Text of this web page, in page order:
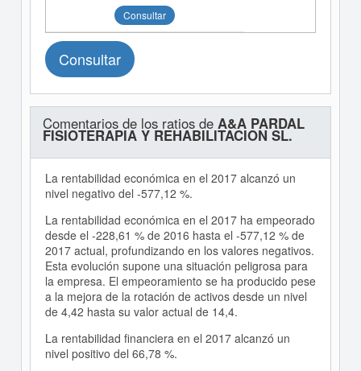
Consultar
Consultar
Comentarios de los ratios de A&A PARDAL
FISIOTERAPIA Y REHABILITACION SL.
La rentabilidad económica en el 2017 alcanzó un
nivel negativo del -577,12 %.
La rentabilidad económica en el 2017 ha empeorado
desde el -228,61 % de 2016 hasta el -577,12 % de
2017 actual, profundizando en los valores negativos.
Esta evolución supone una situación peligrosa para
la empresa. El empeoramiento se ha producido pese
a la mejora de la rotación de activos desde un nivel
de 4,42 hasta su valor actual de 14,4.
La rentabilidad financiera en el 2017 alcanzó un
nivel positivo del 66,78 %.